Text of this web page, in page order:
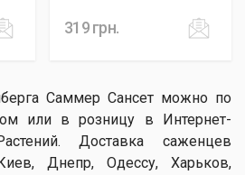
319грн.
Саммер Сансет можно по
или в розницу в Интернет-
Доставка саженцев
Днепр, Одессу, Харьков,